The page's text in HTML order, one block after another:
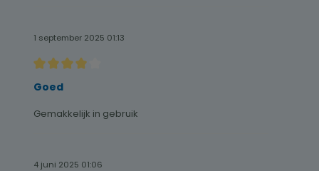
1 september 2025 01:13
Recensie met een waardering van 4 van de 5 sterren
Goed
Gemakkelijk in gebruik
4 juni 2025 01:06